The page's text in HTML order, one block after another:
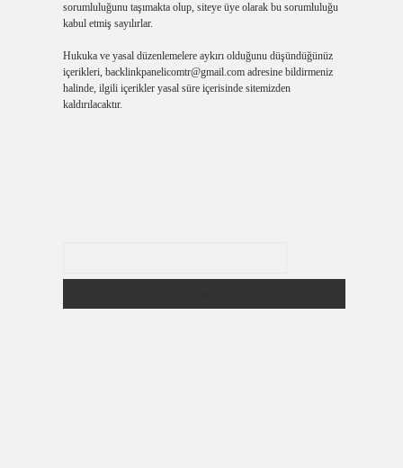
sorumluluğunu taşımakta olup, siteye üye olarak bu sorumluluğu
kabul etmiş sayılırlar.
Hukuka ve yasal düzenlemelere aykırı olduğunu düşündüğünüz
içerikleri, backlinkpanelicomtr@gmail.comadresine bildirmeniz
halinde, ilgili içerikler yasal süre içerisinde sitemizden
kaldırılacaktır.